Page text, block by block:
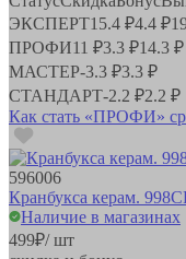
ЭКСПЕРТ15.4 ₽4.4 ₽
ПРОФИ11 ₽3.3 ₽14.3 ₽
МАСТЕР-3.3 ₽3.3 ₽
СТАНДАРТ-2.2 ₽2.2 ₽
Как стать «ПРОФИ»
596006
Кранбукса керам.
Наличие в магазинах
499₽/ шт